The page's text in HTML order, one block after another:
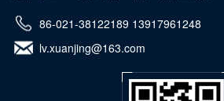
86-021-38122189 13917961248
lv.xuanjing@163.com